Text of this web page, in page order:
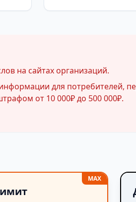
на сайтах организаций.
для потребителей,
от 10 000₽ до 500 000₽.
MAX